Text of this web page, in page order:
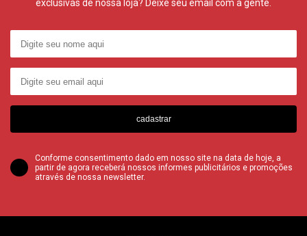
exclusivas de nossa loja? Deixe seu email com a gente.
cadastrar
Conforme consentimento dado em nosso site na data de hoje, a
partir de agora receberá nossos informes publicitários e promoções
através de nossa newsletter.